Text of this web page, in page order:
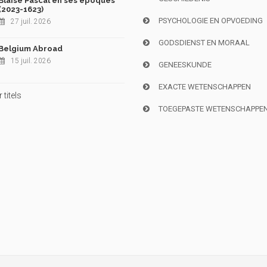
1623)
27 juil. 2026
Abroad
15 juil. 2026
titels
PSYCHOLOGIE EN OPVOEDING
GODSDIENST EN MORAAL
GENEESKUNDE
EXACTE WETENSCHAPPEN
TOEGEPASTE